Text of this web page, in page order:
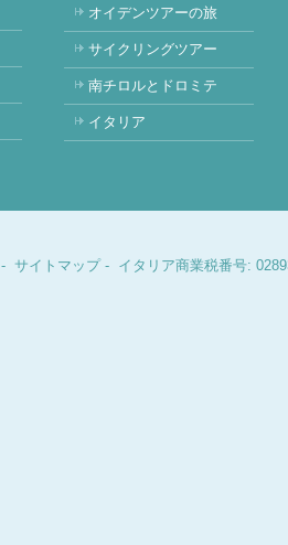
オイデンツアーの旅
サイクリングツアー
南チロルとドロミテ
イタリア
-サイトマップ- イタリア商業税番号: